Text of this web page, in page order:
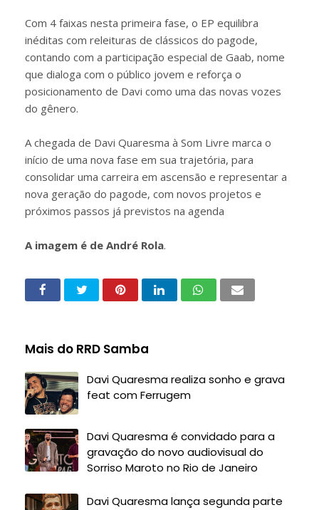
Com 4 faixas nesta primeira fase, o EP equilibra
inéditas com releituras de clássicos do pagode,
contando com a participação especial de Gaab, nome
que dialoga com o público jovem e reforça o
posicionamento de Davi como uma das novas vozes
do gênero.
A chegada de Davi Quaresma à Som Livre marca o
início de uma nova fase em sua trajetória, para
consolidar uma carreira em ascensão e representar a
nova geração do pagode, com novos projetos e
próximos passos já previstos na agenda
A imagem é de André Rola.
Mais do RRD Samba
Davi Quaresma realiza sonho e grava
feat com Ferrugem
Davi Quaresma é convidado para a
gravação do novo audiovisual do
Sorriso Maroto no Rio de Janeiro
Davi Quaresma lança segunda parte